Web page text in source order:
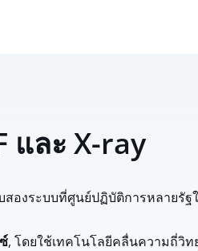
และ X-ray
สองระบบที่ศูนย์ปฏิบัติการหลายรัฐ
, โดยใช้เทคโนโลยีคลื่นความถี่วิ